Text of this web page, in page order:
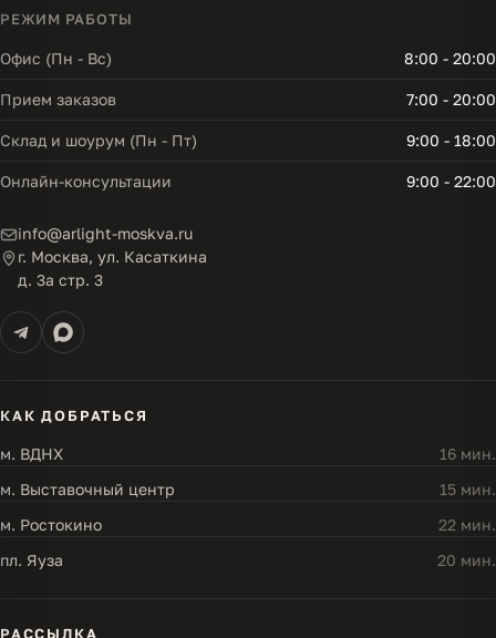
РЕЖИМ РАБОТЫ
Офис (Пн - Вс) 8:00 - 20:00
Прием заказов 7:00 - 20:00
Склад и шоурум (Пн - Пт) 9:00 - 18:00
Онлайн-консультации 9:00 - 22:00
info@arlight-moskva.ru
г. Москва, ул. Касаткина
д. 3а стр. 3
КАК ДОБРАТЬСЯ
м. ВДНХ
16 мин.
м. Выставочный центр
15 мин.
м. Ростокино
22 мин.
пл. Яуза
20 мин.
РАССЫЛКА